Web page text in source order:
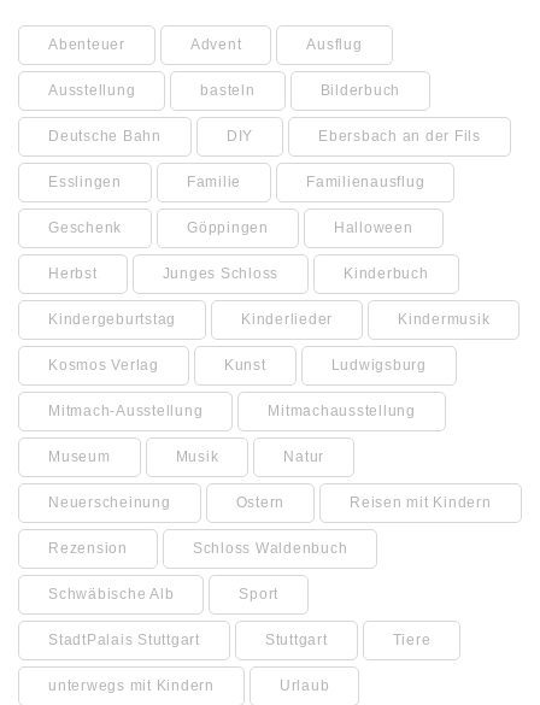
Abenteuer Advent Ausflug
Ausstellung basteln Bilderbuch
Deutsche Bahn DIY Ebersbach an der Fils
Esslingen Familie Familienausflug
Geschenk Göppingen Halloween
Herbst Junges Schloss Kinderbuch
Kindergeburtstag Kinderlieder Kindermusik
Kosmos Verlag Kunst Ludwigsburg
Mitmach-Ausstellung Mitmachausstellung
Museum Musik Natur
Neuerscheinung Ostern Reisen mit Kindern
Rezension Schloss Waldenbuch
Schwäbische Alb Sport
StadtPalais Stuttgart Stuttgart Tiere
unterwegs mit Kindern Urlaub